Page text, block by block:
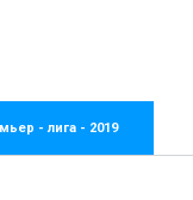
- лига - 2019